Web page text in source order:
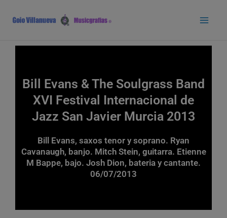
contenido
Bill Evans & The Soulgrass Band
XVI Festival Internacional de
Jazz San Javier Murcia 2013
Bill Evans, saxos tenor y soprano. Ryan
Cavanaugh, banjo. Mitch Stein, guitarra. Etienne
M Bappe, bajo. Josh Dion, bateria y cantante.
06/07/2013